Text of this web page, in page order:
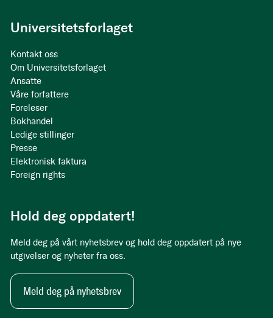
Universitetsforlaget
Kontakt oss
Om Universitetsforlaget
Ansatte
Våre forfattere
Foreleser
Bokhandel
Ledige stillinger
Presse
Elektronisk faktura
Foreign rights
Hold deg oppdatert!
Meld deg på vårt nyhetsbrev og hold deg oppdatert på nye
utgivelser og nyheter fra oss.
Meld deg på nyhetsbrev